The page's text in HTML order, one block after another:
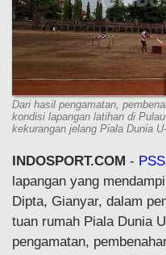
Dari hasil pengamatan,
kondisi lapangan latihan di
kekurangan jelang Piala Dunia
INDOSPORT.COM -
lapangan yang
Dipta, Gianyar, dalam
tuan rumah Piala Dunia
pengamatan,